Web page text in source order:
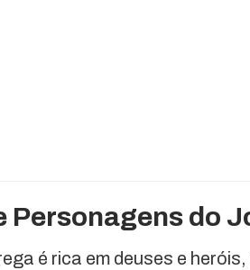
Personagens do
é rica em deuses e